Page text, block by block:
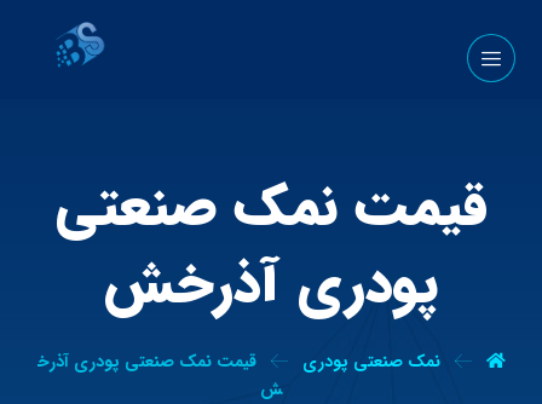
قیمت نمک صنعتی
پودری آذرخش
نمک صنعتی پودری
قیمت نمک صنعتی پودری آذرخ
ش